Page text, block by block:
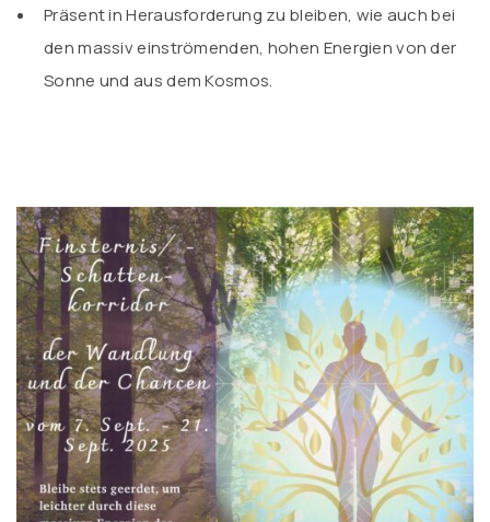
Präsent in Herausforderung zu bleiben, wie auch bei
den massiv einströmenden, hohen Energien von der
Sonne und aus dem Kosmos.